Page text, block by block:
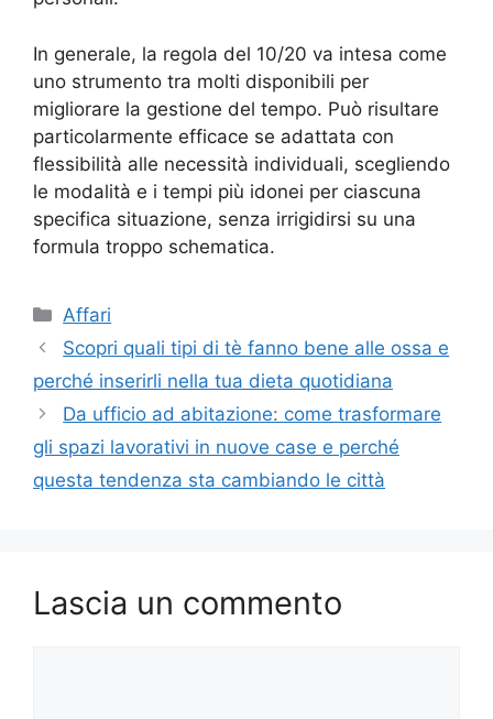
In generale, la regola del 10/20 va intesa come
uno strumento tra molti disponibili per
migliorare la gestione del tempo. Può risultare
particolarmente efficace se adattata con
flessibilità alle necessità individuali, scegliendo
le modalità e i tempi più idonei per ciascuna
specifica situazione, senza irrigidirsi su una
formula troppo schematica.
Categorie
Affari
Scopri quali tipi di tè fanno bene alle ossa e
perché inserirli nella tua dieta quotidiana
Da ufficio ad abitazione: come trasformare
gli spazi lavorativi in nuove case e perché
questa tendenza sta cambiando le città
Lascia un commento